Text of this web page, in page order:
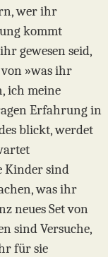
wer ihr
kommt
gewesen seid,
»was ihr
ich meine
Erfahrung in
blickt, werdet
Kinder sind
was ihr
neues Set von
sind Versuche,
für sie